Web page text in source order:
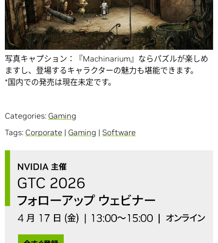
写真キャプション：『Machinarium』ならパズルが楽しめ
ますし、登場するキャラクターの魅力も堪能できます。
*国内での発売は現在未定です。
Categories: Gaming
Tags: Corporate | Gaming | Software